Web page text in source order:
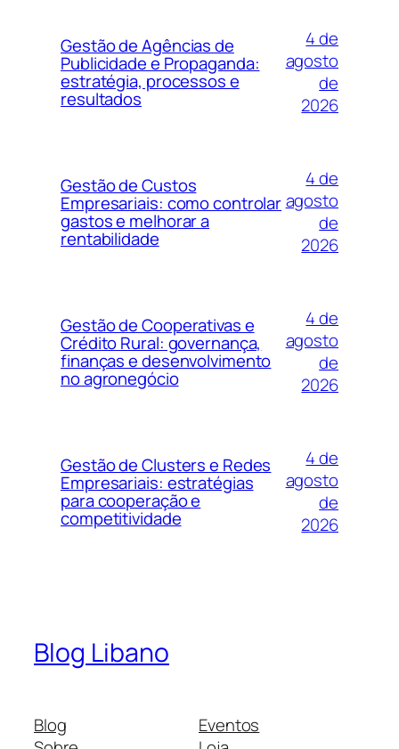
Gestão de Agências de
Publicidade e Propaganda:
estratégia, processos e
resultados
4 de
agosto
de
2026
Gestão de Custos
Empresariais: como controlar
gastos e melhorar a
rentabilidade
4 de
agosto
de
2026
Gestão de Cooperativas e
Crédito Rural: governança,
finanças e desenvolvimento
no agronegócio
4 de
agosto
de
2026
Gestão de Clusters e Redes
Empresariais: estratégias
para cooperação e
competitividade
4 de
agosto
de
2026
Blog Libano
Blog
Eventos